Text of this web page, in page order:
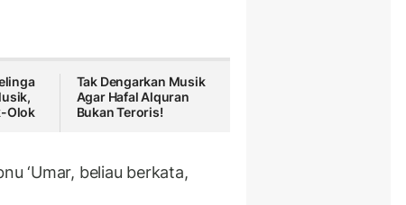
Olok
Tak Dengarkan Musik
Agar Hafal Alquran
Bukan Teroris!
‘Umar, beliau berkata,